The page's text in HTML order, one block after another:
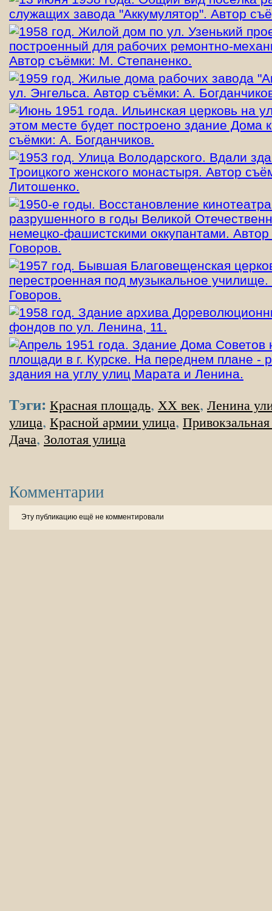
Тэги: Красная площадь, XX век, Ленина
улица, Красной армии улица,
Дача, Золотая улица
Комментарии
Эту публикацию ещё не комментировали